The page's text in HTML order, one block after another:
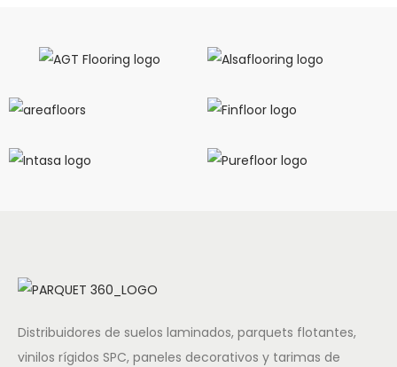
Distribuidores de suelos laminados, parquets flotantes,
vinilos rígidos SPC, paneles decorativos y tarimas de